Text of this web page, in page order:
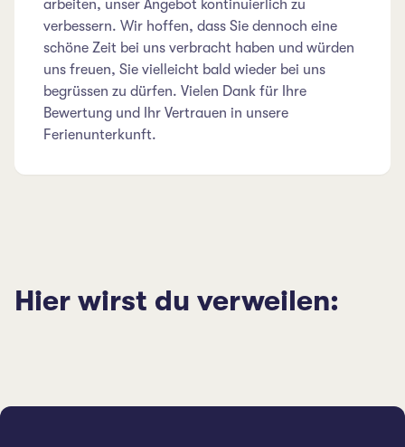
arbeiten, unser Angebot kontinuierlich zu
verbessern. Wir hoffen, dass Sie dennoch eine
schöne Zeit bei uns verbracht haben und würden
uns freuen, Sie vielleicht bald wieder bei uns
begrüssen zu dürfen. Vielen Dank für Ihre
Bewertung und Ihr Vertrauen in unsere
Ferienunterkunft.
Hier wirst du verweilen: